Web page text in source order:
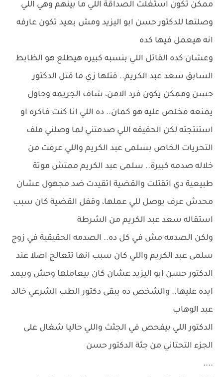
ممكن تكون استغلت الصداقة اللي ما بينهم وهي اللي
وصلتها للدكتور حسن ابو اليزيد ومش بعيد تكون عارفه
انه هيعمل فيها كده
وعشان كده القاتل اللي بنسبه كبيره هيطلع هو الظابط
السابق سعد عبد الكريم.. قتلها زي ما قتل الدكتور
حسن وممكن يكون فرد الامن، شاف الجريمه وحاول
يمنعه فخلص عليه هو كمان.. ده اللي انا كنت فاكره او
استنتجته لكن الحقيقه اللي صدمتني لما وصلني ملف
التحريات الخاص بسلمى عبد الكريم واللي عرفت من
خلاله صدمه كبيرة.. سلمى عبد الكريم ممتش موتة
طبيعية دي اتقتلت والقضية اتقيدت ضد مجهول عشان
محدش عرف يوصل للي عملها، وقفل القضية كان سبب
استقاله سعد عبد الكريم من الشرطة
ولكن الصدمه مش في كل ده.. الصدمه الحقيقية في زوج
سلمى عبد الكريم واللي كان سبب انها تتعالج اصلا عند
الدكتور حسن ابو اليزيد عشان كان بيعاملها وحش وبيمد
ايده عليها.. والشخص ده يبقى دكتور الطب الشرعي خالد
عبد الوهاب
الدكتور اللي بيفحص في الجثث واللي حاليا شغال على
الجزء التحتاني من جثة الدكتور حسن
....